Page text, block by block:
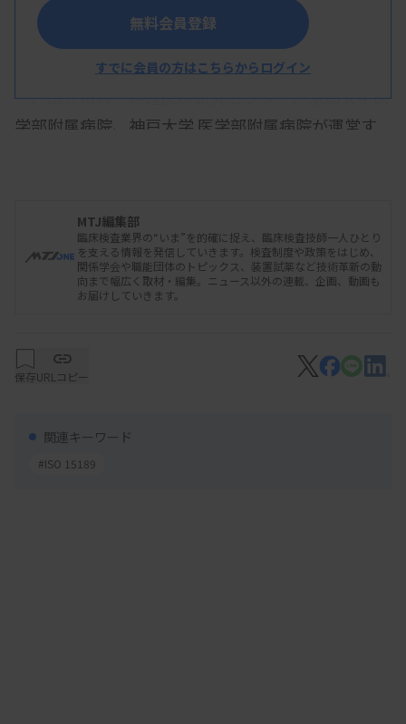
国内での認定は現在、血液や細胞などヒト由来の生
物材料を保管するバイオバンクが対象。東北メディ
カル・メガバンク機構、国立長寿医療研究センタ
ー、国立精神・神経医療研究センター、京都大学医
学部附属病院、神戸大学 医学部附属病院が運営す
無料会員登録
すでに会員の方はこちらからログイン
MTJ編集部
臨床検査業界の“いま”を的確に捉え、臨床検査技師一人ひとり
を支える情報を発信していきます。検査制度や政策をはじめ、
関係学会や職能団体のトピックス、装置試薬など技術革新の動
向まで幅広く取材・編集。ニュース以外の連載、企画、動画も
お届けしていきます。
保存URLコピー
関連キーワード
#ISO 15189